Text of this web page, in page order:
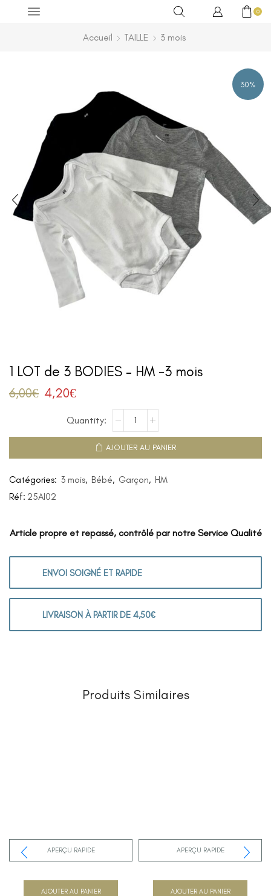
0
Accueil TAILLE 3 mois
30%
1 LOT de 3 BODIES – HM -3 mois
6,00€ 4,20€
AJOUTER AU PANIER
Catégories: 3 mois, Bébé, Garçon, HM
Réf: 25AI02
Article propre et repassé, contrôlé par notre Service Qualité
ENVOI SOIGNÉ ET RAPIDE
LIVRAISON À PARTIR DE 4,50€
Produits Similaires
APERÇU RAPIDE
AJOUTER AU PANIER
APERÇU RAPIDE
AJOUTER AU PANIER